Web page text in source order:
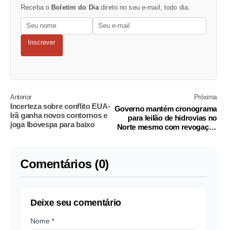
Receba o Boletim do Diadireto no seu e-mail, todo dia.
Inscrever
Anterior
Incerteza sobre conflito EUA-
Irã ganha novos contornos e
joga Ibovespa para baixo
Próxima
Governo mantém cronograma
para leilão de hidrovias no
Norte mesmo com revogação
Comentários (0)
Deixe seu comentário
Nome *